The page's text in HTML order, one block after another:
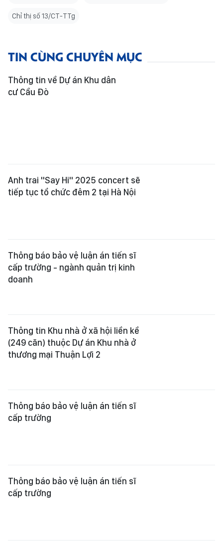
Chỉ thị số 13/CT-TTg
TIN CÙNG CHUYÊN MỤC
Thông tin về Dự án Khu dân
cư Cầu Đò
Anh trai "Say Hi" 2025 concert sẽ
tiếp tục tổ chức đêm 2 tại Hà Nội
Thông báo bảo vệ luận án tiến sĩ
cấp trường - ngành quản trị kinh
doanh
Thông tin Khu nhà ở xã hội liền kề
(249 căn) thuộc Dự án Khu nhà ở
thương mại Thuận Lợi 2
Thông báo bảo vệ luận án tiến sĩ
cấp trường
Thông báo bảo vệ luận án tiến sĩ
cấp trường